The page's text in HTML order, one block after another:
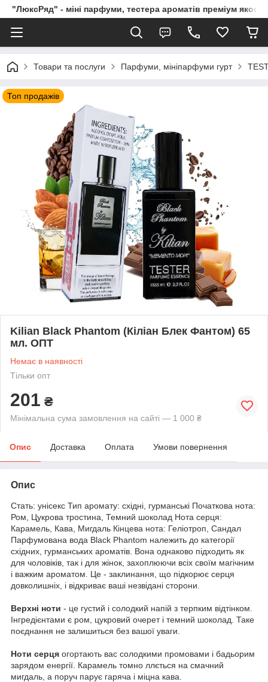
"ЛюксРяд" - міні парфуми, тестера ароматів преміум
Товари та послуги Парфуми, мініпарфуми гурт
Топ продажів
Kilian Black Phantom (Кіліан Блек Фантом) 65
мл. ОПТ
Немає в наявності
Тільки опт
201 ₴
Мінімальна сума замовлення на сайті — 1 000 ₴
Опис Доставка Оплата Умови повернення
Опис
Стать: унісекс Тип аромату: східні, гурманські Початкова нота:
Ром, Цукрова тростина, Темний шоколад Нота серця:
Карамель, Кава, Мигдаль Кінцева нота: Геліотроп, Сандал
Парфумована вода Black Phantom належить до категорії
східних, гурманських ароматів. Вона однаково підходить як
для чоловіків, так і для жінок, захоплюючи всіх своїм магічним
і важким ароматом. Це - заклинання, що підкорює серця
довколишніх, і відкриває ваші незвідані сторони.
Верхні ноти - це густий і солодкий напій з терпким відтінком.
Інгредієнтами є ром, цукровий очерет і темний шоколад. Таке
поєднання не залишиться без вашої уваги.
Ноти серця огортають вас солодкими промовами і бадьорим
зарядом енергії. Карамель томно ллється на смачний
мигдаль, а поруч парує гаряча і міцна кава.